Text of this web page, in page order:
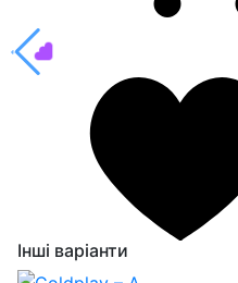
Інші варіанти